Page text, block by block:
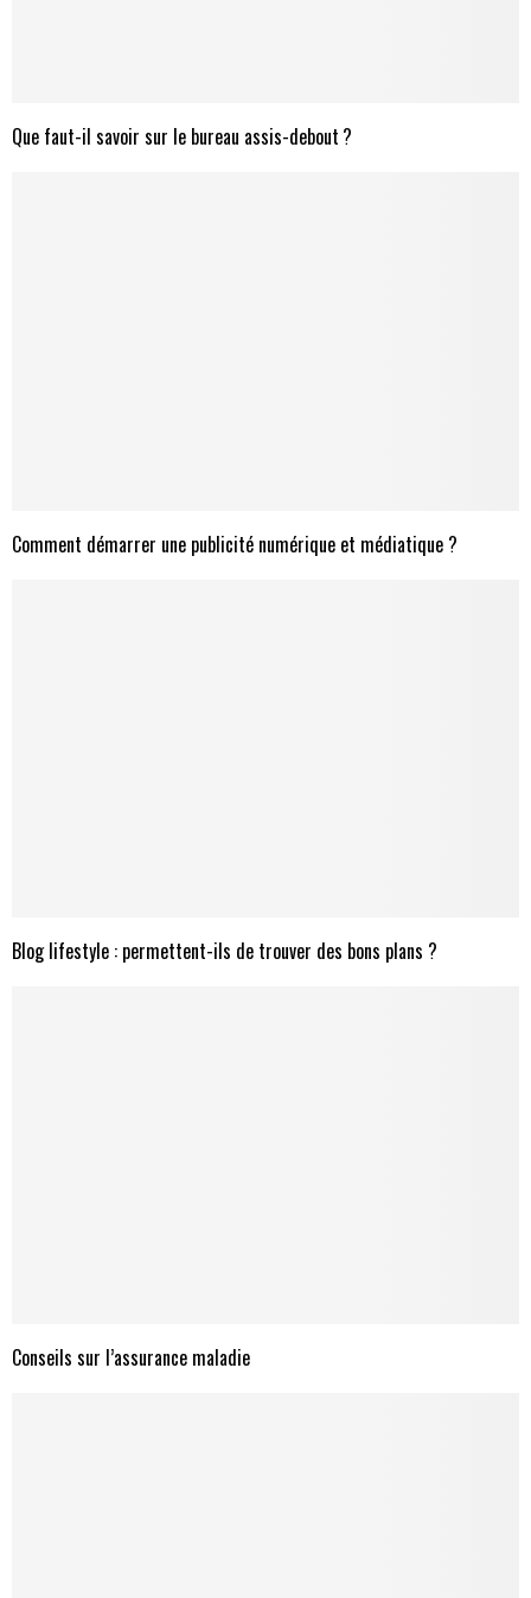
Que faut-il savoir sur le bureau assis-debout ?
Comment démarrer une publicité numérique et médiatique ?
Blog lifestyle : permettent-ils de trouver des bons plans ?
Conseils sur l’assurance maladie